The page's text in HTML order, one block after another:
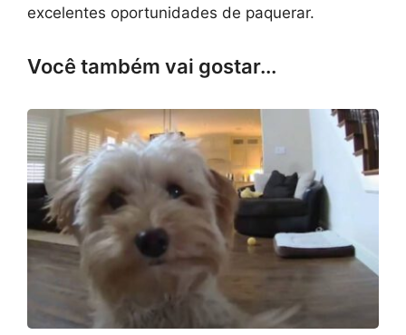
excelentes oportunidades de paquerar.
Você também vai gostar...